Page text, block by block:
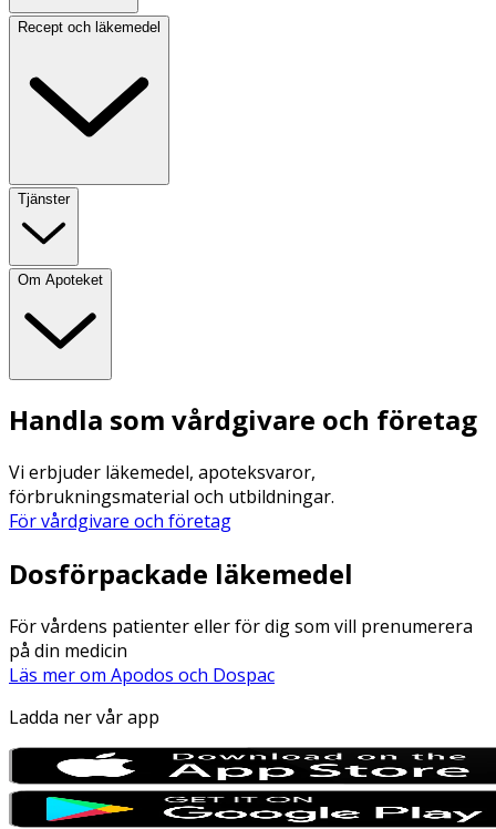
Recept och läkemedel
Tjänster
Om Apoteket
Handla som vårdgivare och företag
Vi erbjuder läkemedel, apoteksvaror,
förbrukningsmaterial och utbildningar.
För vårdgivare och företag
Dosförpackade läkemedel
För vårdens patienter eller för dig som vill prenumerera
på din medicin
Läs mer om Apodos och Dospac
Ladda ner vår app